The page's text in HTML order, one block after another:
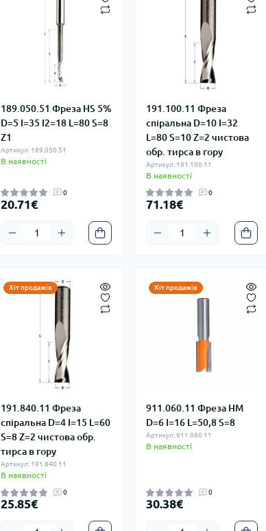
189.050.51 Фреза HS 5%
D=5 I=35 I2=18 L=80 S=8
Z1
Артикул: 189.050.51
В наявності
0
20.71€
191.100.11 Фреза
спіральна D=10 I=32
L=80 S=10 Z=2 чистова
обр. тирса в гору
Артикул: 191.100.11
В наявності
0
71.18€
Хіт продажів
191.840.11 Фреза
спіральна D=4 I=15 L=60
S=8 Z=2 чистова обр.
тирса в гору
Артикул: 191.840.11
В наявності
0
25.85€
Хіт продажів
911.060.11 Фреза HM
D=6 I=16 L=50,8 S=8
Артикул: 911.060.11
В наявності
0
30.38€